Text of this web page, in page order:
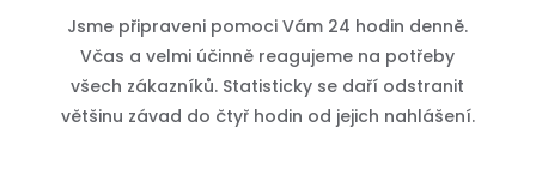
Jsme připraveni pomoci Vám 24 hodin denně.
Včas a velmi účinně reagujeme na potřeby
všech zákazníků. Statisticky se daří odstranit
většinu závad do čtyř hodin od jejich nahlášení.